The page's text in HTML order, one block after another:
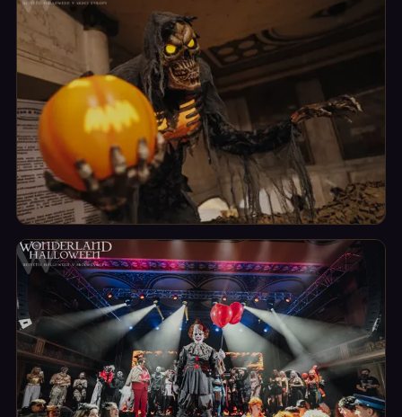
Kostýmy
Wonderland tvoří lidé. Čím lepší kostým, tím silnější
zážitek.
Dekorace
Lucerna jako temný pražský Wonderland: gotika, dýně,
oheň.